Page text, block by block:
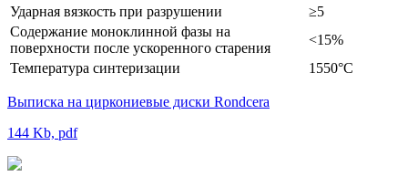
Ударная вязкость при разрушении
≥5
Содержание моноклинной фазы на
поверхности после ускоренного старения
<15%
Температура синтеризации
1550°C
Выписка на циркониевые диски Rondcera
144 Kb, pdf